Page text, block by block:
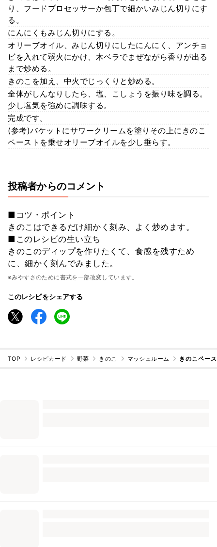
り、フードプロセッサーか包丁で細かいみじん切りにす
る。
にんにくもみじん切りにする。
オリーブオイル、みじん切りにしたにんにく、アンチョ
ビを入れて弱火にかけ、木ベラでまぜながら香りが出る
まで炒める。
きのこを加え、中火でじっくりと炒める。
全体がしんなりしたら、塩、こしょうを振り味を調る。
少し塩気を強めに調味する。
完成です。
(参考)バケットにサワークリームを塗りその上にきのこ
ペーストを乗せオリーブオイルを少し垂らす。
投稿者からのコメント
■コツ・ポイント
きのこはできるだけ細かく刻み、よく炒めます。
■このレシピの生い立ち
きのこのディップを作りたくて、食感を残すため
に、細かく刻んでみました。
※みやすさのために書式を一部改変しています。
このレシピをシェアする
TOP レシピカード 野菜 きのこ マッシュルーム きのこペー